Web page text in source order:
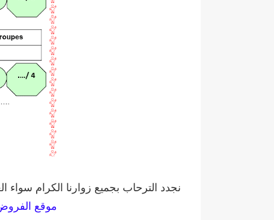
نجدد الترحاب بجميع زوارنا الكرام سواء
موقع